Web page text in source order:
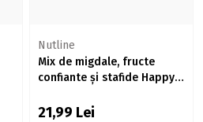
Nutline
Mix de migdale, fructe
confiante și stafide Happy
21,99 Lei